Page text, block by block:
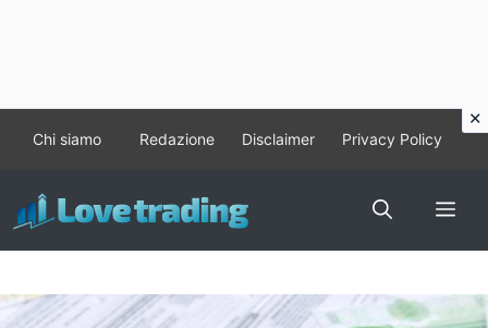
contenuto
Chi siamo Redazione Disclaimer Privacy Policy